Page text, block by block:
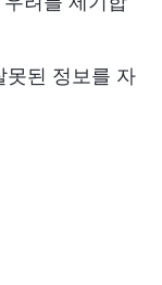
못된 정보를 자